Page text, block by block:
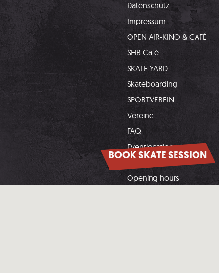
Datenschutz
Impressum
OPEN AIR-KINO & CAFÉ
SHB Café
SKATE YARD
Skateboarding
SPORTVEREIN
Vereine
FAQ
Eventlocation
Opening hours
BOOK SKATE SESSION